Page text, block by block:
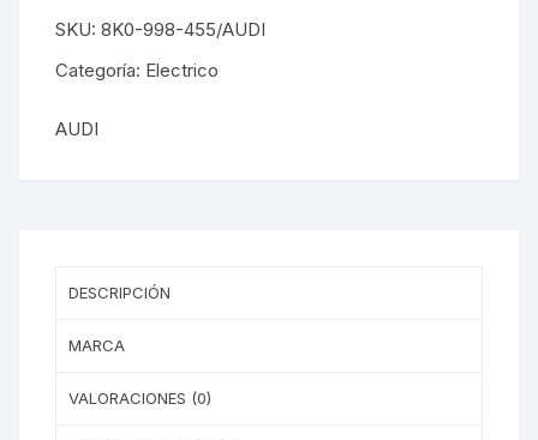
CDNC
cantidad
SKU: 8K0-998-455/AUDI
Categoría: Electrico
AUDI
DESCRIPCIÓN
MARCA
VALORACIONES (0)